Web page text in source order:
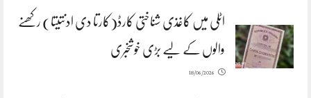
اٹلی میں کاغذی شناختی کارڈ(کارتا دی ادنتیتا) رکھنے
والوں کے لیے بڑی خوشخبری
18/06/2026